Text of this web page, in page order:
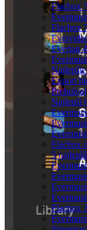
Flacbox
Flacbox
Evertag
Export
Najlepší
Flacbox
5
Flacbox